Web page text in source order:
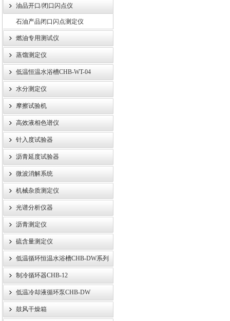
油品开口/闭口闪点仪
石油产品闭口闪点测定仪
燃油专用测试仪
蒸馏测定仪
低温恒温水浴槽CHB-WT-04
水分测定仪
摩擦试验机
高效液相色谱仪
针入度试验器
沥青延度试验器
微波消解系统
机械杂质测定仪
光谱分析仪器
沥青测定仪
硫含量测定仪
低温循环恒温水浴槽CHB-DW系列
制冷循环器CHB-12
低温冷却液循环泵CHB-DW
鼓风干燥箱